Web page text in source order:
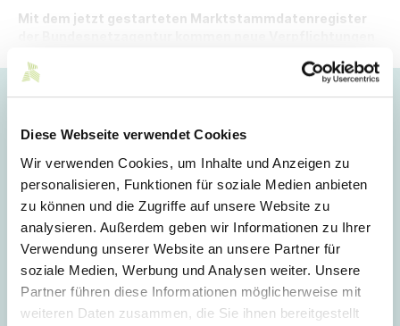
Diese Webseite verwendet Cookies
Wir verwenden Cookies, um Inhalte und Anzeigen zu
personalisieren, Funktionen für soziale Medien anbieten
zu können und die Zugriffe auf unsere Website zu
analysieren. Außerdem geben wir Informationen zu Ihrer
Verwendung unserer Website an unsere Partner für
soziale Medien, Werbung und Analysen weiter. Unsere
Partner führen diese Informationen möglicherweise mit
weiteren Daten zusammen, die Sie ihnen bereitgestellt
Mit dem jetzt gestarteten Marktstammdatenregister
Hoppla!
Dieser Artikel ist nur für Mitglieder sichtbar.
Login
E-Mail
Passwort